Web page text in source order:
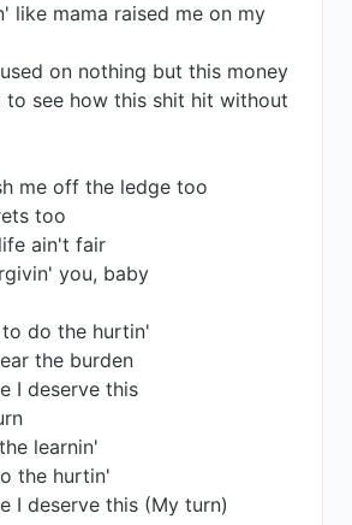
like mama raised me on my
on nothing but this money
to see how this shit hit without
me off the ledge too
too
ain't fair
you, baby
do the hurtin'
the burden
I deserve this
learnin'
the hurtin'
I deserve this (My turn)